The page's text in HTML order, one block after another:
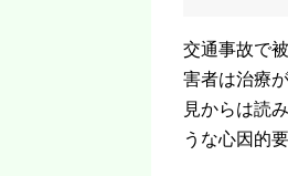
交通事故で
害者は治療
見からは読
うな心因的